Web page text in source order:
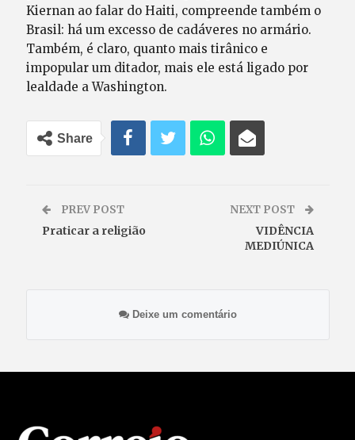
Kiernan ao falar do Haiti, compreende também o
Brasil: há um excesso de cadáveres no armário.
Também, é claro, quanto mais tirânico e
impopular um ditador, mais ele está ligado por
lealdade a Washington.
Share
PREV POST
Praticar a religião
NEXT POST
VIDÊNCIA
MEDIÚNICA
Deixe um comentário